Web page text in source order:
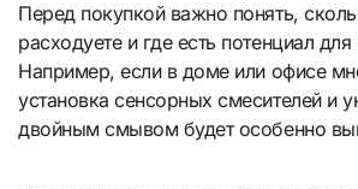
Перед покупкой важно понять,
расходуете и где есть потенциал
Например, если в доме или офисе
установка сенсорных смесителей и
двойным смывом будет особенно